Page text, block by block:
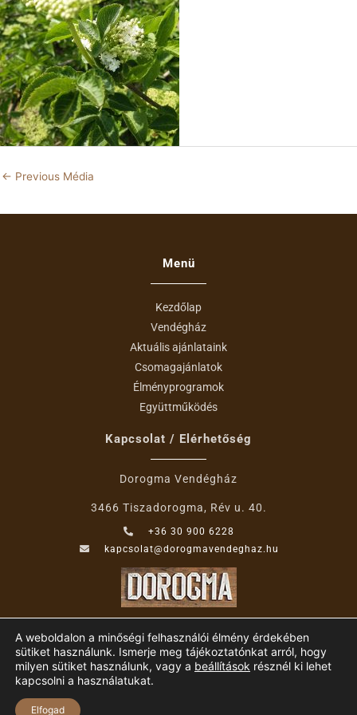
← Previous Média
Menü
Kezdőlap
Vendégház
Aktuális ajánlataink
Csomagajánlatok
Élményprogramok
Együttműködés
Kapcsolat / Elérhetőség
Dorogma Vendégház
3466 Tiszadorogma, Rév u. 40.
+36 30 900 6228
kapcsolat@dorogmavendeghaz.hu
A weboldalon a minőségi felhasználói élmény érdekében
sütiket használunk. Ismerje meg tájékoztatónkat arról, hogy
milyen sütiket használunk, vagy a beállítások résznél ki lehet
kapcsolni a használatukat.
Elfogad